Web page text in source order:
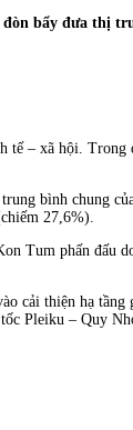
bẩy đưa thị
tế – xã hội.
bình chung
27,6%).
Tum phấn đấu
cải thiện hạ
Pleiku – Quy